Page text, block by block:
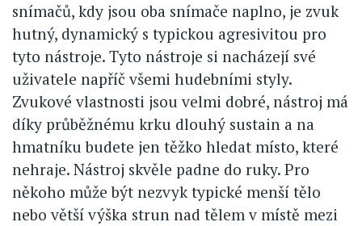
snímačů, kdy jsou oba snímače naplno, je zvuk
hutný, dynamický s typickou agresivitou pro
tyto nástroje. Tyto nástroje si nacházejí své
uživatele napříč všemi hudebními styly.
Zvukové vlastnosti jsou velmi dobré, nástroj má
díky průběžnému krku dlouhý sustain a na
hmatníku budete jen těžko hledat místo, které
nehraje. Nástroj skvěle padne do ruky. Pro
někoho může být nezvyk typické menší tělo
nebo větší výška strun nad tělem v místě mezi